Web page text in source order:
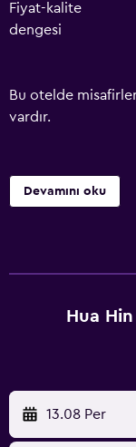
Fiyat-kalite
dengesi
Bu otelde
vardır.
Devamını oku
Hua
13.08 Per